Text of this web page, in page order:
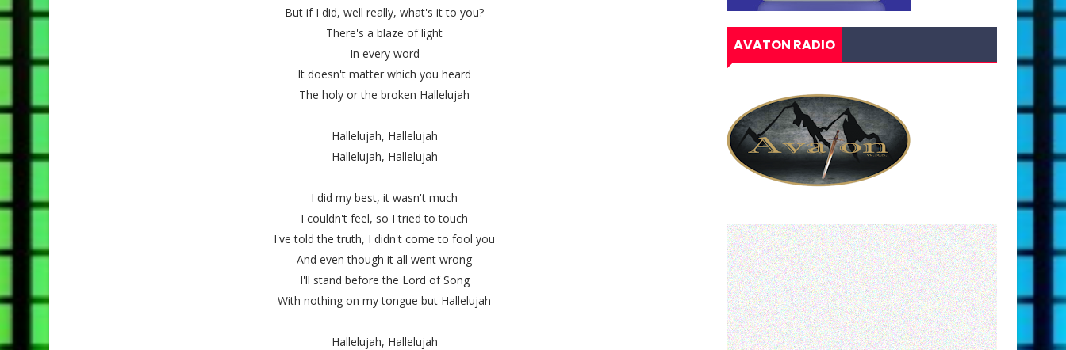
But if I did, well really, what's it to you?
There's a blaze of light
In every word
It doesn't matter which you heard
The holy or the broken Hallelujah
Hallelujah, Hallelujah
Hallelujah, Hallelujah
I did my best, it wasn't much
I couldn't feel, so I tried to touch
I've told the truth, I didn't come to fool you
And even though it all went wrong
I'll stand before the Lord of Song
With nothing on my tongue but Hallelujah
Hallelujah, Hallelujah
AVATON RADIO